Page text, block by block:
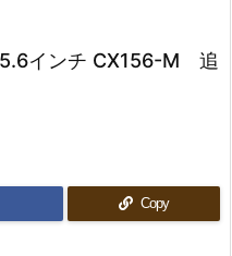
インチ CX156-M 追
Copy